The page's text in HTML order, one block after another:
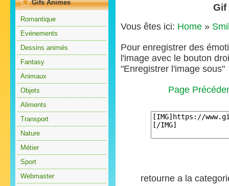
Gifs Animes
Romantique
Evénements
Dessins animés
Fantasy
Animaux
Objets
Aliments
Transport
Nature
Métier
Sport
Webmaster
Gif
Vous êtes ici: Home »
Pour enregistrer des
l'image avec le bouton
"Enregistrer l'image sous"
Page
retourne a la